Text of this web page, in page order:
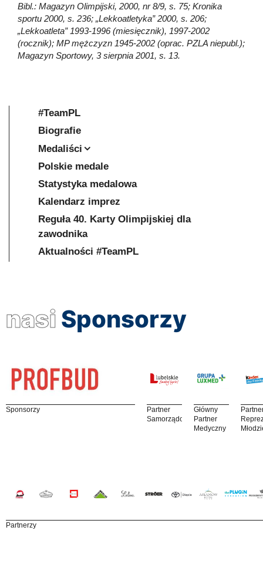
Bibl.: Magazyn Olimpijski, 2000, nr 8/9, s. 75; Kronika
sportu 2000, s. 236; „Lekkoatletyka” 2000, s. 206;
„Lekkoatleta” 1993-1996 (miesięcznik), 1997-2002
(rocznik); MP mężczyzn 1945-2002 (oprac. PZLA niepubl.);
Magazyn Sportowy, 3 sierpnia 2001, s. 13.
#TeamPL
Biografie
Medaliści
Polskie medale
Statystyka medalowa
Kalendarz imprez
Reguła 40. Karty Olimpijskiej dla
zawodnika
Aktualności #TeamPL
nasi Sponsorzy
Sponsorzy
Partner
Samorządowy
Główny
Partner
Medyczny
Partnerzy